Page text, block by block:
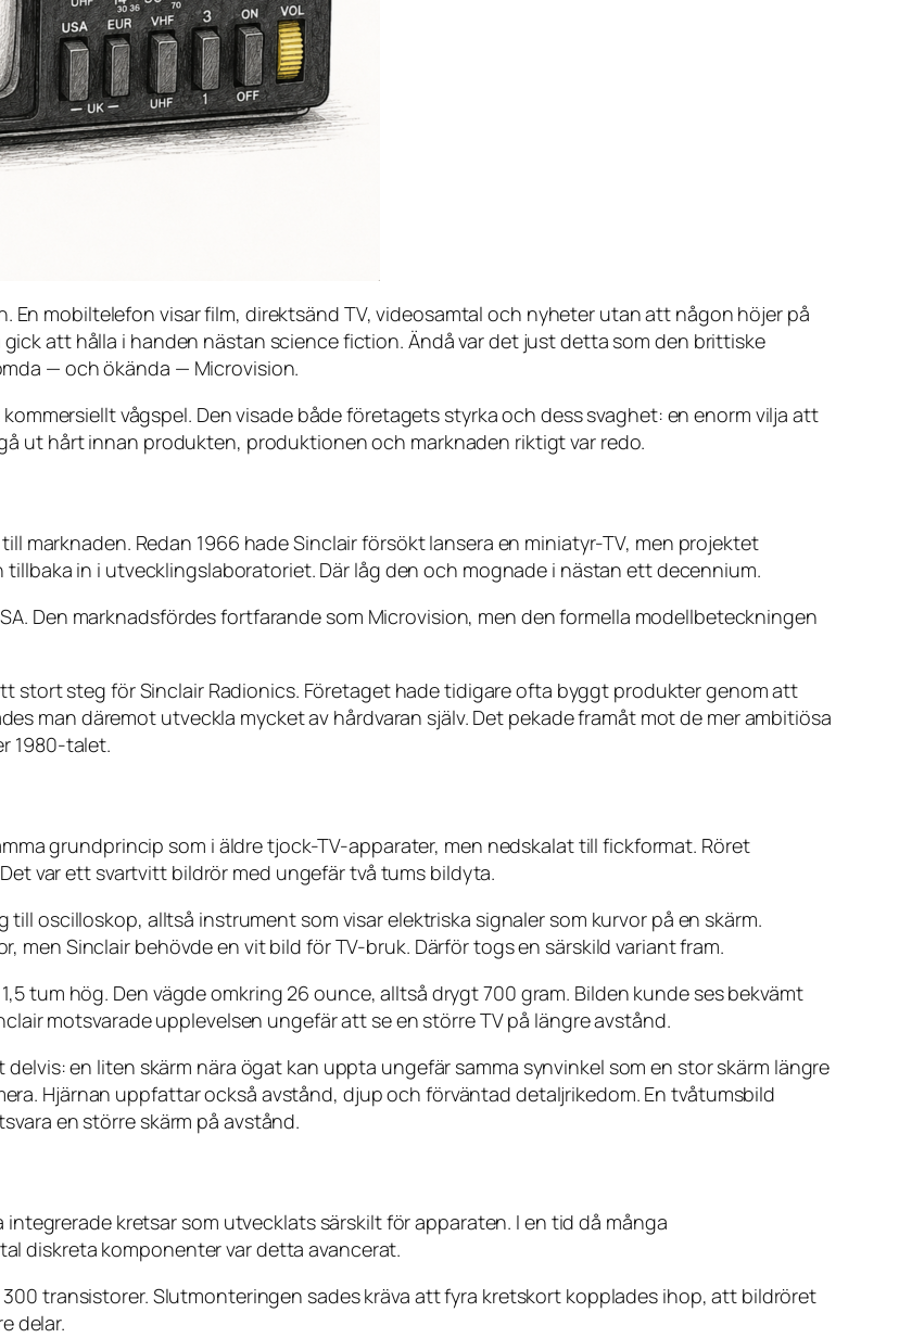
En mobiltelefon visar film, direktsänd TV, videosamtal och nyheter utan att någon höjer på
att hålla i handen nästan science fiction. Ändå var det just detta som den brittiske
— och ökända — Microvision.
vågspel. Den visade både företagets styrka och dess svaghet: en enorm vilja att
ut hårt innan produkten, produktionen och marknaden riktigt var redo.
marknaden. Redan 1966 hade Sinclair försökt lansera en miniatyr-TV, men projektet
in i utvecklingslaboratoriet. Där låg den och mognade i nästan ett decennium.
Den marknadsfördes fortfarande som Microvision, men den formella modellbeteckningen
stort steg för Sinclair Radionics. Företaget hade tidigare ofta byggt produkter genom att
man däremot utveckla mycket av hårdvaran själv. Det pekade framåt mot de mer ambitiösa
1980-talet.
grundprincip som i äldre tjock-TV-apparater, men nedskalat till fickformat. Röret
var ett svartvitt bildrör med ungefär två tums bildyta.
oscilloskop, alltså instrument som visar elektriska signaler som kurvor på en skärm.
men Sinclair behövde en vit bild för TV-bruk. Därför togs en särskild variant fram.
tum hög. Den vägde omkring 26 ounce, alltså drygt 700 gram. Bilden kunde ses bekvämt
motsvarade upplevelsen ungefär att se en större TV på längre avstånd.
en liten skärm nära ögat kan uppta ungefär samma synvinkel som en stor skärm längre
Hjärnan uppfattar också avstånd, djup och förväntad detaljrikedom. En tvåtumsbild
en större skärm på avstånd.
kretsar som utvecklats särskilt för apparaten. I en tid då många
diskreta komponenter var detta avancerat.
transistorer. Slutmonteringen sades kräva att fyra kretskort kopplades ihop, att bildröret
delar.